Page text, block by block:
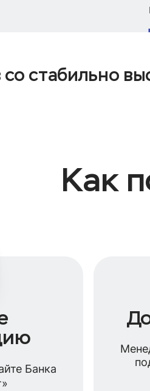
стабильно
Как
Банка